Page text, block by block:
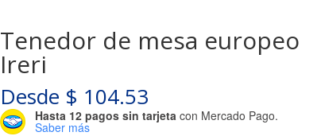
Tenedor de mesa europeo
Ireri
Desde $ 104.53
Hasta 12 pagos sin tarjeta con Mercado Pago.
Saber más